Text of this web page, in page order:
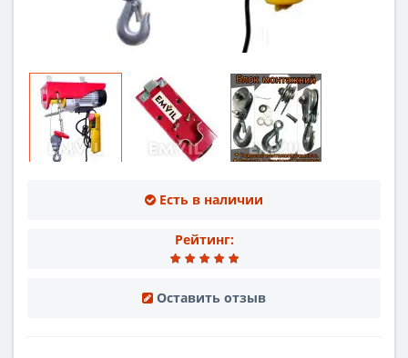
Есть в наличии
Рейтинг:
Оставить отзыв